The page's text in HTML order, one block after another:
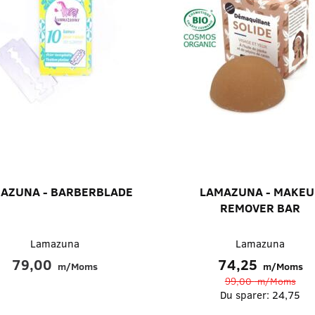
- BARBERBLADE
Lamazuna
79,00 m/Moms
LAMAZUNA -
REMOVER BAR
Lamazuna
74,25 m/Moms
99,00m/Moms
Du sparer: 24,75